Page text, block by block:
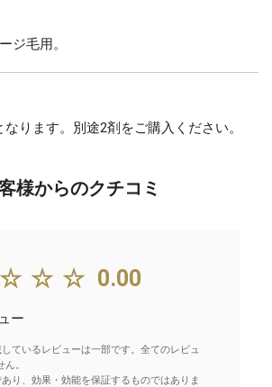
ジ毛用。
ります。別途2剤をご購入ください。
様からのクチコミ
0.00
ー
ているレビューは一部です。全てのレビュ
。
り、効果・効能を保証するものではありま